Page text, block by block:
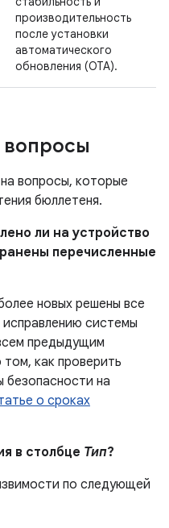
производительность
после установки
автоматического
обновления (OTA).
вопросы
вопросы, которые
бюллетеня.
ли на устройство
перечисленные
новых решены все
системы
предыдущим
как проверить
безопасности на
о сроках
в столбце Тип?
по следующей